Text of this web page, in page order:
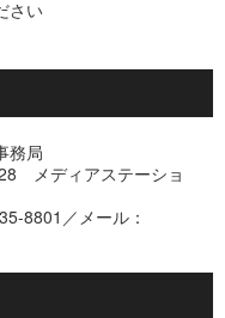
さい
務局
メディアステーショ
8801／メール：